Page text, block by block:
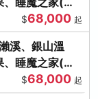
$68,000 起
溪、銀山溫
睡魔之家(不
$68,000 起